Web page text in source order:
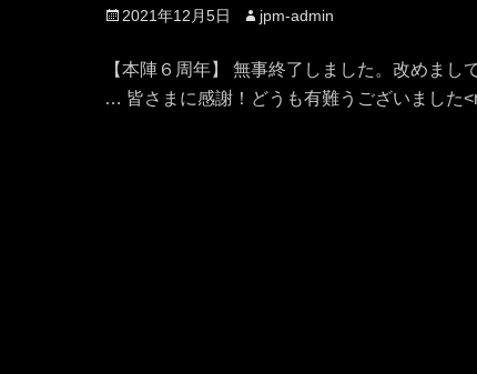
投
日
2021年12月5日
投
者
jpm-admin
【本陣６周年】 無事終了しました。改めま
… 皆さまに感謝！どうも有難うございました